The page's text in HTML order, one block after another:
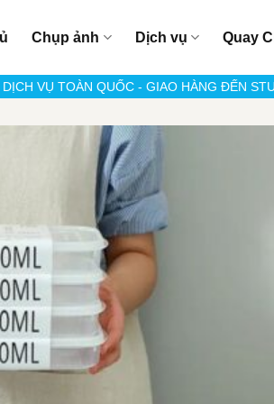
Chụp ảnh Dịch vụ Quay
DỊCH VỤ TOÀN QUỐC - GIAO HÀNG ĐẾN